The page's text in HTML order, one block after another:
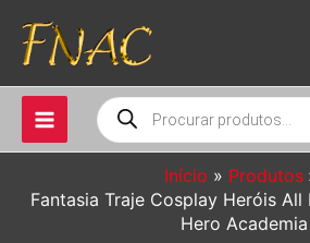
para
conteúdo
Pesquisar
produtos
Início
Produtos
Fantasia Traje Cosplay Heróis
Hero Academia